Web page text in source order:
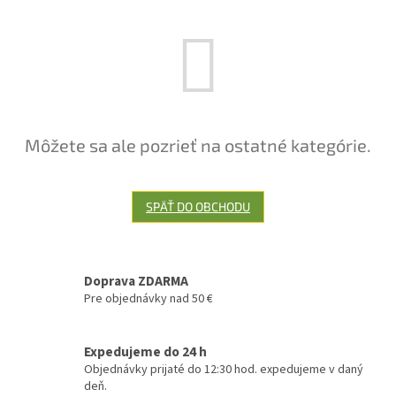
Môžete sa ale pozrieť na ostatné kategórie.
SPÄŤ DO OBCHODU
Doprava ZDARMA
Pre objednávky nad 50 €
Expedujeme do 24 h
Objednávky prijaté do 12:30 hod. expedujeme v daný
deň.